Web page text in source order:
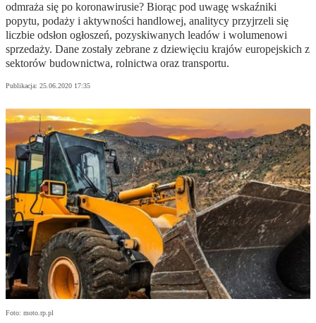
odmraża się po koronawirusie? Biorąc pod uwagę wskaźniki
popytu, podaży i aktywności handlowej, analitycy przyjrzeli się
liczbie odsłon ogłoszeń, pozyskiwanych leadów i wolumenowi
sprzedaży. Dane zostały zebrane z dziewięciu krajów europejskich z
sektorów budownictwa, rolnictwa oraz transportu.
Publikacja: 25.06.2020 17:35
Foto: moto.rp.pl